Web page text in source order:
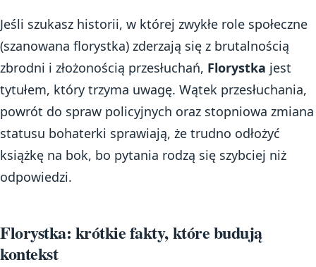
Jeśli szukasz historii, w której zwykłe role społeczne
(szanowana florystka) zderzają się z brutalnością
zbrodni i złożonością przesłuchań, Florystka jest
tytułem, który trzyma uwagę. Wątek przesłuchania,
powrót do spraw policyjnych oraz stopniowa zmiana
statusu bohaterki sprawiają, że trudno odłożyć
książkę na bok, bo pytania rodzą się szybciej niż
odpowiedzi.
Florystka: krótkie fakty, które budują
kontekst